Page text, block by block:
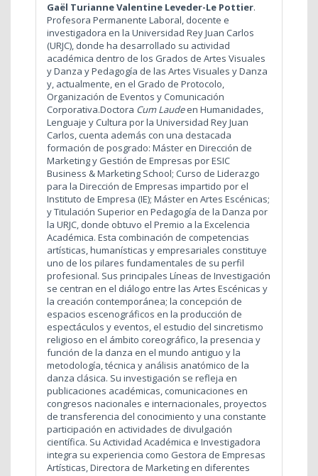
Gaël Turianne Valentine Leveder-Le Pottier.
Profesora Permanente Laboral, docente e
investigadora en la Universidad Rey Juan Carlos
(URJC), donde ha desarrollado su actividad
académica dentro de los Grados de Artes Visuales
y Danza y Pedagogía de las Artes Visuales y Danza
y, actualmente, en el Grado de Protocolo,
Organización de Eventos y Comunicación
Corporativa.Doctora Cum Laudeen Humanidades,
Lenguaje y Cultura por la Universidad Rey Juan
Carlos, cuenta además con una destacada
formación de posgrado: Máster en Dirección de
Marketing y Gestión de Empresas por ESIC
Business & Marketing School; Curso de Liderazgo
para la Dirección de Empresas impartido por el
Instituto de Empresa (IE); Máster en Artes Escénicas;
y Titulación Superior en Pedagogía de la Danza por
la URJC, donde obtuvo el Premio a la Excelencia
Académica. Esta combinación de competencias
artísticas, humanísticas y empresariales constituye
uno de los pilares fundamentales de su perfil
profesional. Sus principales Líneas de Investigación
se centran en el diálogo entre las Artes Escénicas y
la creación contemporánea; la concepción de
espacios escenográficos en la producción de
espectáculos y eventos, el estudio del sincretismo
religioso en el ámbito coreográfico, la presencia y
función de la danza en el mundo antiguo y la
metodología, técnica y análisis anatómico de la
danza clásica. Su investigación se refleja en
publicaciones académicas, comunicaciones en
congresos nacionales e internacionales, proyectos
de transferencia del conocimiento y una constante
participación en actividades de divulgación
científica. Su Actividad Académica e Investigadora
integra su experiencia como Gestora de Empresas
Artísticas, Directora de Marketing en diferentes